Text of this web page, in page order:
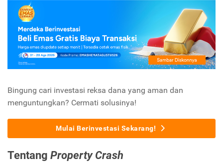
Bingung cari investasi reksa dana yang aman dan
menguntungkan? Cermati solusinya!
Mulai Berinvestasi Sekarang!
Tentang Property Crash